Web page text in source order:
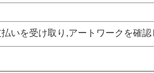
いを受け取り,アートワークを確認